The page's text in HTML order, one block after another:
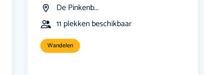
De Pinkenb...
11 plekken beschikbaar
Wandelen